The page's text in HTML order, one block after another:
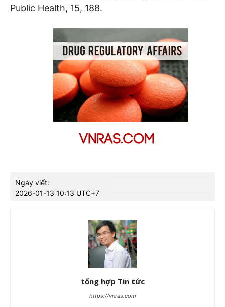
Public Health, 15, 188.
Ngày viết:
2026-01-13 10:13 UTC+7
tổng hợp Tin tức
https://vnras.com